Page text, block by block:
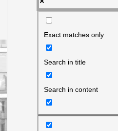
Exact matches only
Search in title
Search in content